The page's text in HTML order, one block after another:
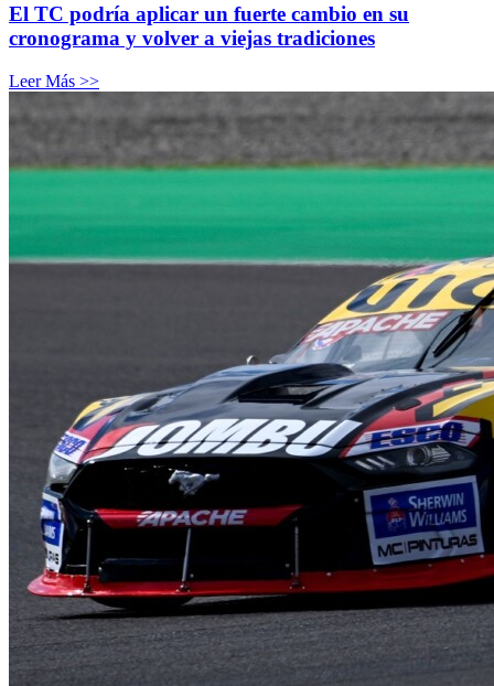
El TC podría aplicar un fuerte cambio en su
cronograma y volver a viejas tradiciones
Leer Más >>